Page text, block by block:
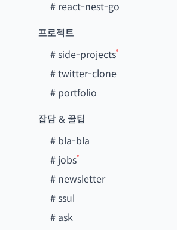
# react-nest-go
프로젝트
#side-projects
#twitter-clone
# portfolio
잡담 & 꿀팁
# bla-bla
# jobs
# newsletter
#ssul
# ask